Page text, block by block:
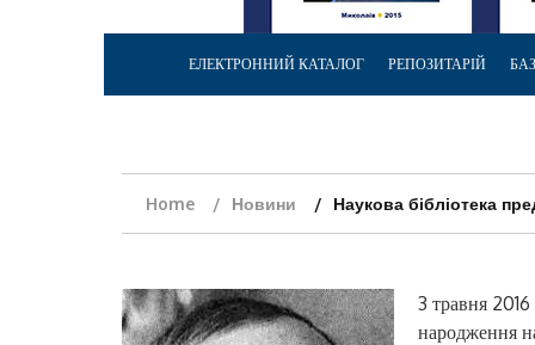
ЕЛЕКТРОННИЙ КАТАЛОГ РЕПОЗИТАРІЙ
Home Новини Наукова бібліотека
3 травня
народження